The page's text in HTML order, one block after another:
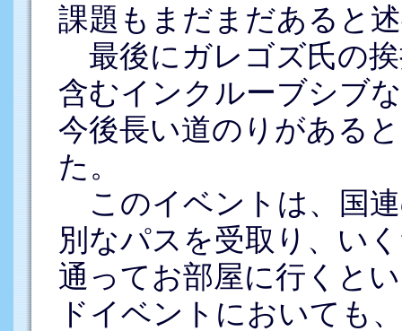
課題もまだまだあると
最後にガレゴズ氏の
含むインクルーブシブ
今後長い道のりがある
た。
このイベントは、国
別なパスを受取り、い
通ってお部屋に行くと
ドイベントにおいても